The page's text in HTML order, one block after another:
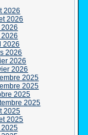
2026
2026
2026
2026
2026
2026
2025
2025
2025
2025
2025
2025